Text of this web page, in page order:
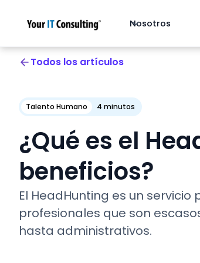
Nosotros
Todos los artículos
Talento Humano 4 minutos
¿Qué es el
beneficios?
El HeadHunting es un
profesionales que son
hasta administrativos.